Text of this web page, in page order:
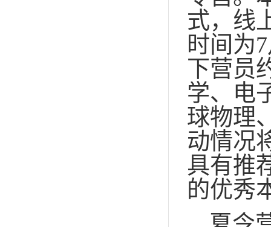
式，线
时间为7
下营员
学、电
球物理
动情况
具有推
的优秀